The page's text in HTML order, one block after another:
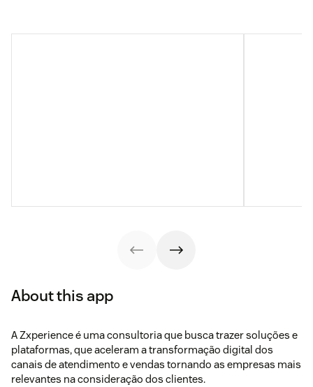
About this app
A Zxperience é uma consultoria que busca trazer soluções e
plataformas, que aceleram a transformação digital dos
canais de atendimento e vendas tornando as empresas mais
relevantes na consideração dos clientes.